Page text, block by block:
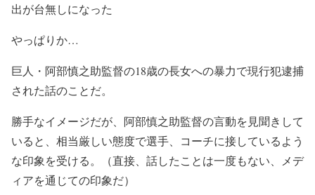
出が台無しになった
やっぱりか…
巨人・阿部慎之助監督の18歳の長女への暴力で現行犯逮捕
された話のことだ。
勝手なイメージだが、阿部慎之助監督の言動を見聞きして
いると、相当厳しい態度で選手、コーチに接しているよう
な印象を受ける。（直接、話したことは一度もない、メデ
ィアを通じての印象だ）